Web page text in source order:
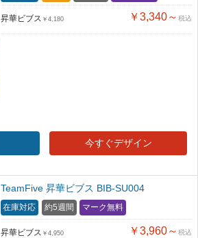
昇華ビブス ￥4,180 ￥3,340～ 税込
今すぐデザイン
TeamFive 昇華ビブス BIB-SU004
在庫対応 約5週間 マーク無料
昇華ビブス ￥4,950 ￥3,960～ 税込